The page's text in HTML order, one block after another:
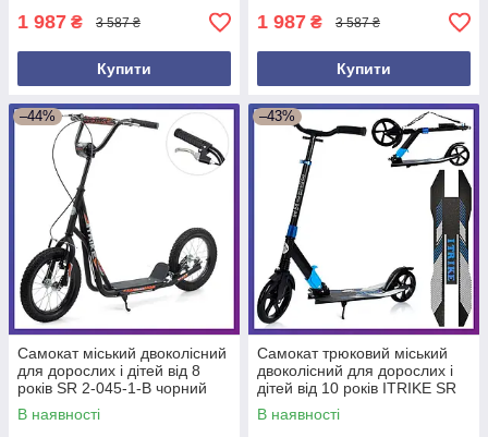
1 987 ₴ 3 587 ₴
Купити
1 987 ₴ 3 587 ₴
Купити
–44%
Самокат міський двоколісний
для дорослих і дітей від 8
років SR 2-045-1-B чорний
В наявності
–43%
Самокат трюковий міський
двоколісний для дорослих і
дітей від 10 років ITRIKE SR
2-079-BL
В наявності